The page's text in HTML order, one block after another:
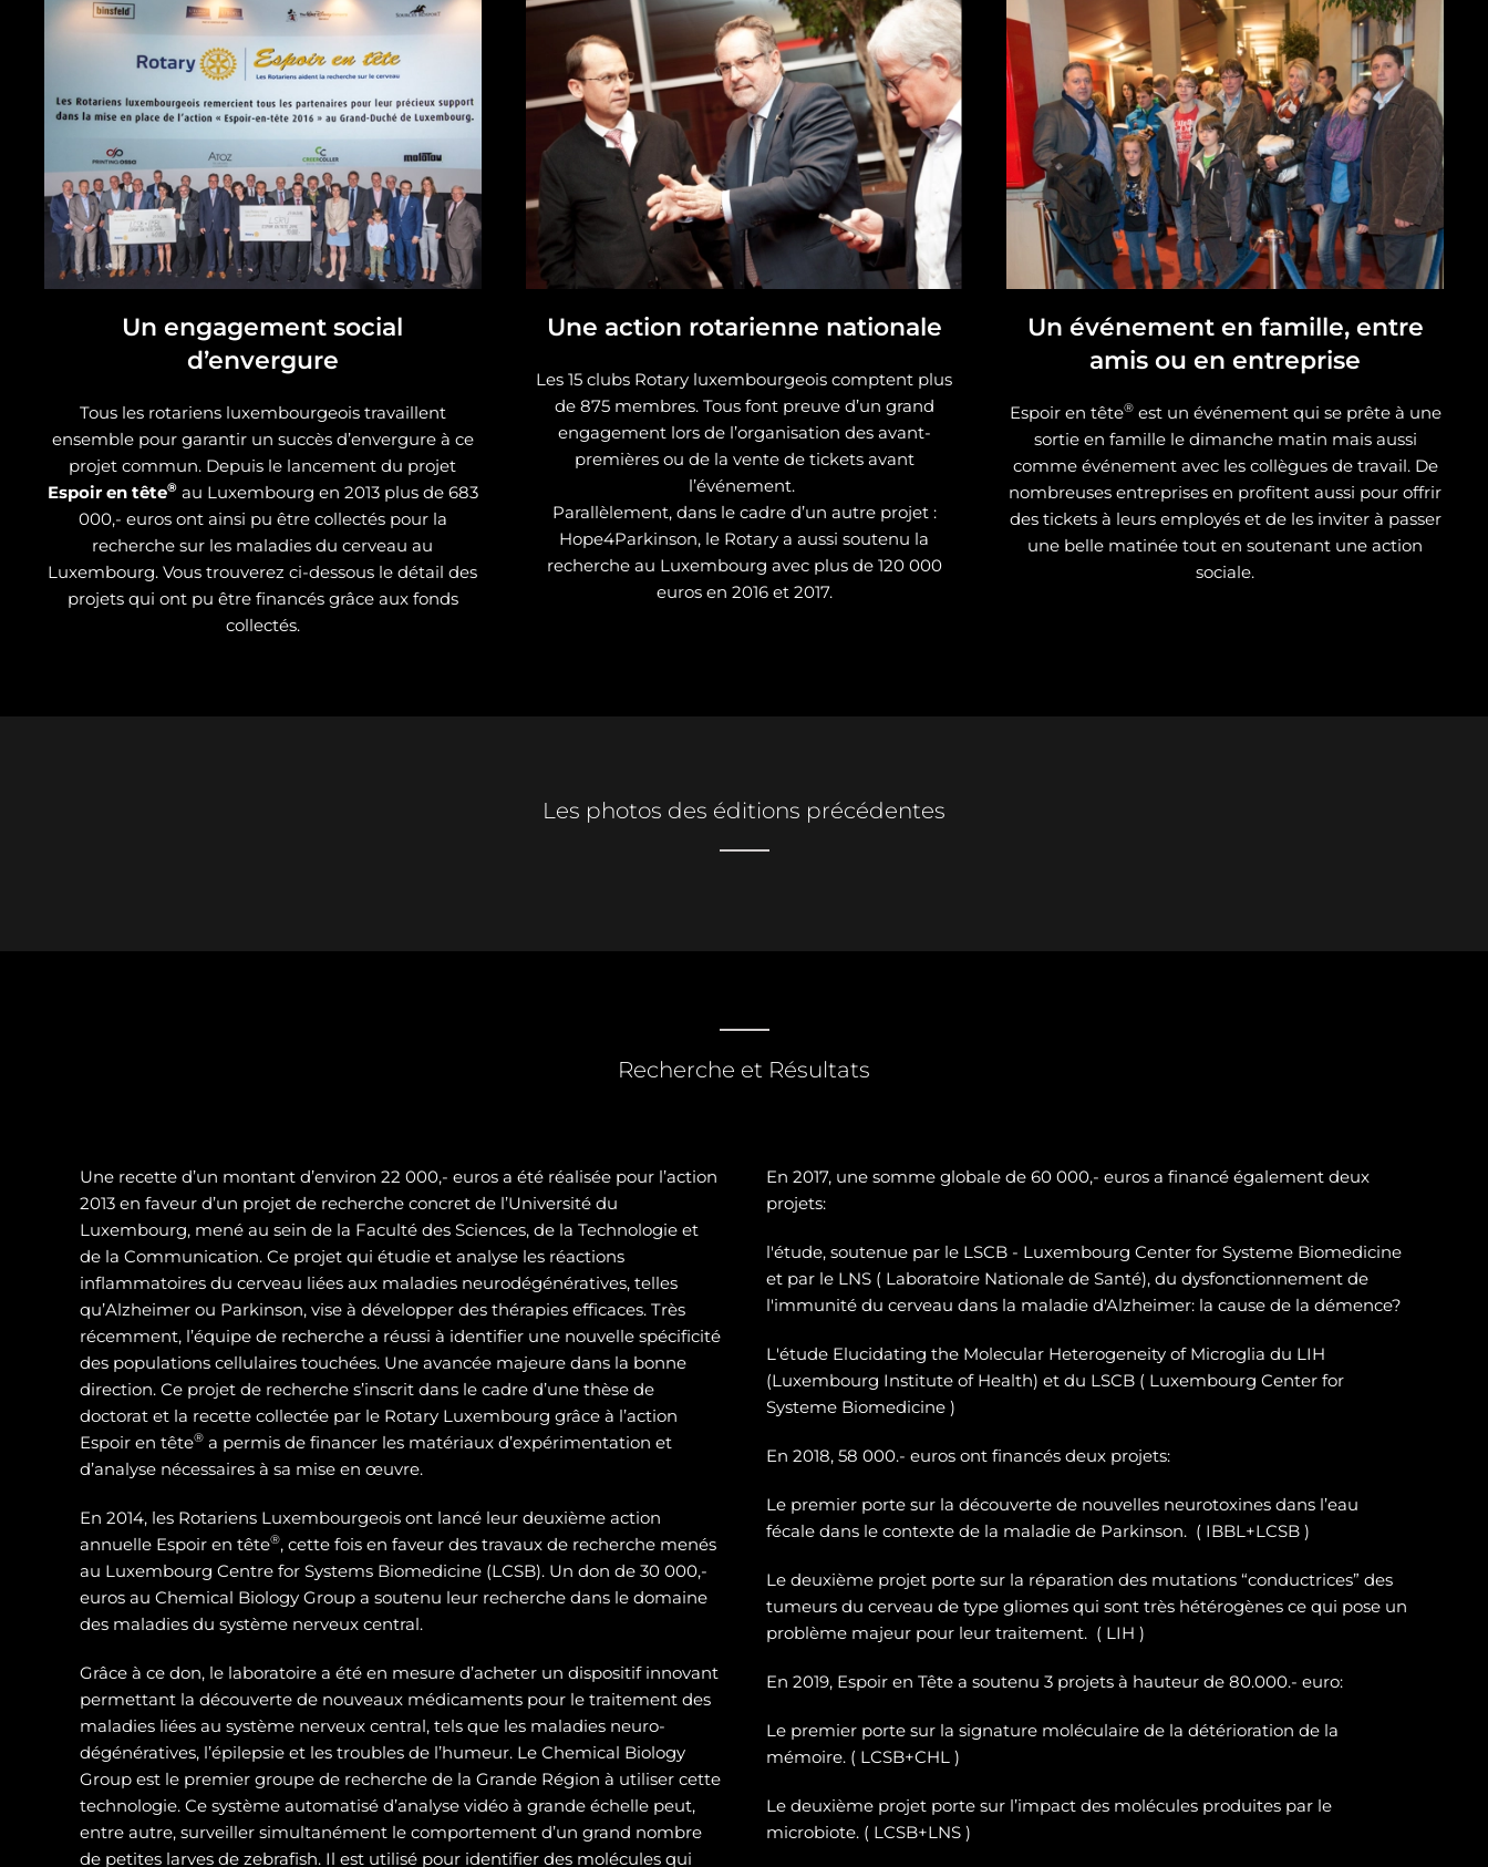
Un engagement social
d’envergure
Tous les rotariens luxembourgeois travaillent
ensemble pour garantir un succès d’envergure à ce
projet commun. Depuis le lancement du projet
Espoir en tête®au Luxembourg en 2013 plus de 683
000,- euros ont ainsi pu être collectés pour la
recherche sur les maladies du cerveau au
Luxembourg. Vous trouverez ci-dessous le détail des
projets qui ont pu être financés grâce aux fonds
collectés.
Une action rotarienne nationale
Les 15 clubs Rotary luxembourgeois comptent plus
de 875 membres. Tous font preuve d’un grand
engagement lors de l’organisation des avant-
premières ou de la vente de tickets avant
l’événement.
Parallèlement, dans le cadre d’un autre projet :
Hope4Parkinson, le Rotary a aussi soutenu la
recherche au Luxembourg avec plus de 120 000
euros en 2016 et 2017.
Un événement en famille, entre
amis ou en entreprise
Espoir en tête®est un événement qui se prête à une
sortie en famille le dimanche matin mais aussi
comme événement avec les collègues de travail. De
nombreuses entreprises en profitent aussi pour offrir
des tickets à leurs employés et de les inviter à passer
une belle matinée tout en soutenant une action
sociale.
Les photos des éditions précédentes
Recherche et Résultats
Une recette d’un montant d’environ 22 000,- euros a été réalisée pour l’action
2013 en faveur d’un projet de recherche concret de l’Université du
Luxembourg, mené au sein de la Faculté des Sciences, de la Technologie et
de la Communication. Ce projet qui étudie et analyse les réactions
inflammatoires du cerveau liées aux maladies neurodégénératives, telles
qu’Alzheimer ou Parkinson, vise à développer des thérapies efficaces. Très
récemment, l’équipe de recherche a réussi à identifier une nouvelle spécificité
des populations cellulaires touchées. Une avancée majeure dans la bonne
direction. Ce projet de recherche s’inscrit dans le cadre d’une thèse de
doctorat et la recette collectée par le Rotary Luxembourg grâce à l’action
Espoir en tête® a permis de financer les matériaux d’expérimentation et
d’analyse nécessaires à sa mise en œuvre.
En 2014, les Rotariens Luxembourgeois ont lancé leur deuxième action
annuelle Espoir en tête®, cette fois en faveur des travaux de recherche menés
au Luxembourg Centre for Systems Biomedicine (LCSB). Un don de 30 000,-
euros au Chemical Biology Group a soutenu leur recherche dans le domaine
des maladies du système nerveux central.
Grâce à ce don, le laboratoire a été en mesure d’acheter un dispositif innovant
permettant la découverte de nouveaux médicaments pour le traitement des
maladies liées au système nerveux central, tels que les maladies neuro-
dégénératives, l’épilepsie et les troubles de l’humeur. Le Chemical Biology
Group est le premier groupe de recherche de la Grande Région à utiliser cette
technologie. Ce système automatisé d’analyse vidéo à grande échelle peut,
entre autre, surveiller simultanément le comportement d’un grand nombre
de petites larves de zebrafish. Il est utilisé pour identifier des molécules qui
En 2017, une somme globale de 60 000,- euros a financé également deux
projets:
l'étude, soutenue par le LSCB - Luxembourg Center for Systeme Biomedicine
et par le LNS ( Laboratoire Nationale de Santé), du dysfonctionnement de
l'immunité du cerveau dans la maladie d'Alzheimer: la cause de la démence?
L'étude Elucidating the Molecular Heterogeneity of Microglia du LIH
(Luxembourg Institute of Health) et du LSCB ( Luxembourg Center for
Systeme Biomedicine )
En 2018, 58 000.- euros ont financés deux projets:
Le premier porte sur la découverte de nouvelles neurotoxines dans l’eau
fécale dans le contexte de la maladie de Parkinson. ( IBBL+LCSB )
Le deuxième projet porte sur la réparation des mutations “conductrices” des
tumeurs du cerveau de type gliomes qui sont très hétérogènes ce qui pose un
problème majeur pour leur traitement. ( LIH )
En 2019, Espoir en Tête a soutenu 3 projets à hauteur de 80.000.- euro:
Le premier porte sur la signature moléculaire de la détérioration de la
mémoire. ( LCSB+CHL )
Le deuxième projet porte sur l’impact des molécules produites par le
microbiote. ( LCSB+LNS )